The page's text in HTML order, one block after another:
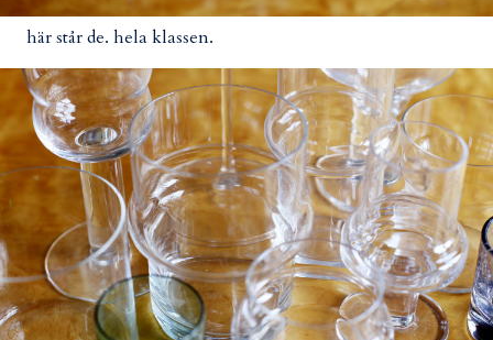
här står de. hela klassen.